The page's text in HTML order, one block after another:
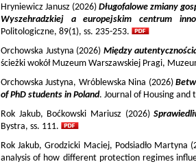
Hryniewicz Janusz (2026) Długofalowe zmiany
Wyszehradzkiej a europejskim centrum
Politologiczne, 89(1), ss. 235-253.
Orchowska Justyna (2026) Między
ścieżki wokół Muzeum Warszawskiej Pragi,
Orchowska Justyna, Wróblewska Nina (2026)
of PhD students in Poland. Journal of Housing
Rok Jakub, Boćkowski Mariusz (2026)
Bystra, ss. 111.
Rok Jakub, Grodzicki Maciej, Podsiadło
analysis of how different protection regimes